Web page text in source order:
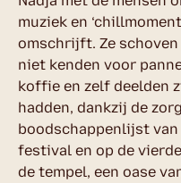
muziek en
omschrijft. Ze
niet kenden voor
koffie en zelf deelden
hadden, dankzij de
boodschappenlijst van
festival en op de
de tempel, een oase